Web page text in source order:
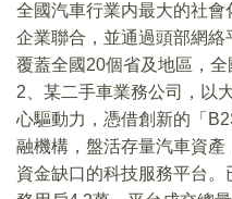
全國汽車行業内最大的社
企業聯合，並通過頭部網
覆蓋全國20個省及地區，全
2、某二手車業務公司，以
心驅動力，憑借創新的「
融機構，盤活存量汽車資
資金缺口的科技服務平台